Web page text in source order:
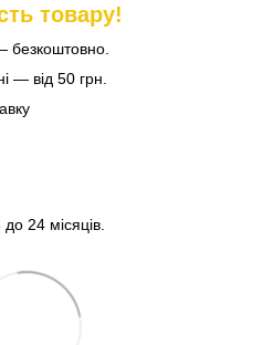
товару!
безкоштовно.
— від 50 грн.
24 місяців.